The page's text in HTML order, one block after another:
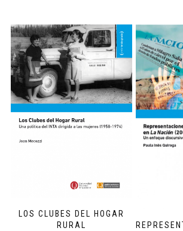
LOS CLUBES DEL HOGAR
RURAL